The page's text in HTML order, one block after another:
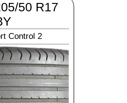
50 R17
Control 2